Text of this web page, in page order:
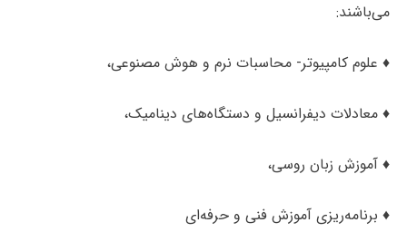
می‌باشند:
♦ علوم کامپیوتر- محاسبات نرم و هوش مصنوعی،
♦ معادلات دیفرانسیل و دستگاه‌های دینامیک،
♦ آموزش زبان روسی،
♦ برنامه‌ریزی آموزش فنی و حرفه‌ای